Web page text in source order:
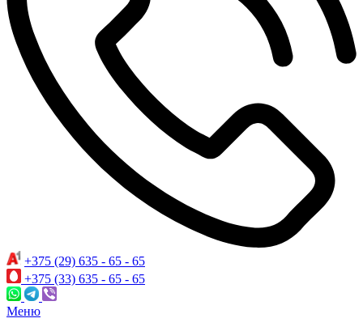
+375 (29) 635 - 65 - 65
+375 (33) 635 - 65 - 65
Меню